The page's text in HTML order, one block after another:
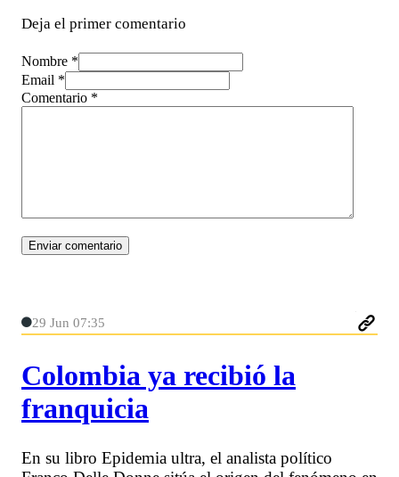
Deja el primer comentario
Nombre *
Email *
Comentario *
29 Jun 07:35
Colombia ya recibió la
franquicia
En su libro Epidemia ultra, el analista político